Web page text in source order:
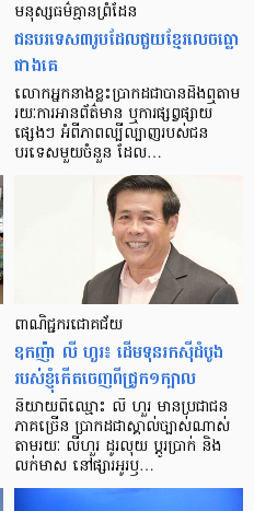
មនុស្ស​ធម៌​គ្មាន​ព្រំដែន
ជន​បរទេស​៣​រូប​ដែល​ជួយ​ខ្មែរ​លេច​ធ្លោ​
ជាង​គេ
លោកអ្នក​នាង​ខ្លះ​ប្រាកដ​ជា​បាន​​ដឹង​ឮ​តាម​
រយៈ​ការ​អាន​ព័ត៌មាន ឬ​ការ​ផ្សព្វផ្សាយ​
ផ្សេងៗ អំពី​ភាព​ល្បីល្បាញ​របស់​ជន​
បរទេស​មួយ​ចំនួន ដែល…
ពាណិជ្ជករជោគជ័យ
ឧកញ៉ា លី ហួរ៖ ដើមទុនរកស៊ីដំបូង
របស់ខ្ញុំកើតចេញពីជ្រូក១ក្បាល
និយាយ​ពី​ឈ្មោះ លី ហួរ មាន​ប្រជាជន​
ភាគ​ច្រើន ប្រាកដ​ជា​ស្គាល់​ច្បាស់​ណាស់
តាមរយៈ លីហួរ ដូរ​លុយ ប្តូរ​បា្រក់ និង​
លក់​មាស នៅ​ផ្សារ​អូរ​ឫ…